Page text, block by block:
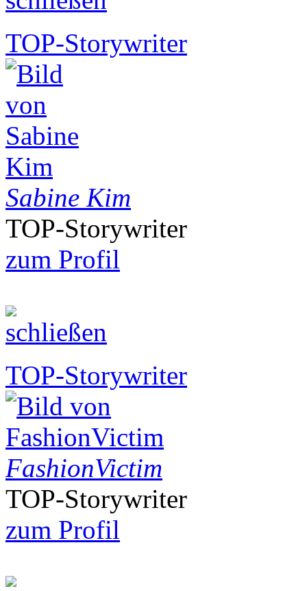
TOP-Storywriter
Sabine Kim
TOP-Storywriter
zum Profil
TOP-Storywriter
FashionVictim
TOP-Storywriter
zum Profil